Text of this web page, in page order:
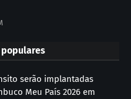
serão implantadas
Meu País 2026 em